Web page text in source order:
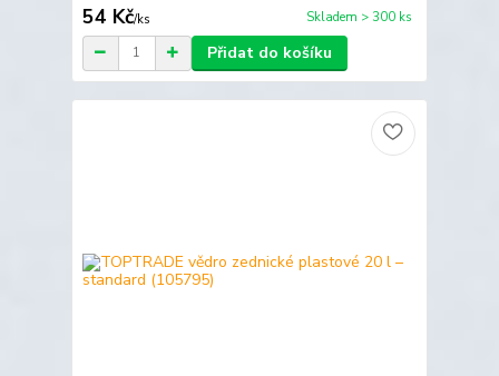
54 Kč/ks Skladem > 300 ks
Přidat do košíku